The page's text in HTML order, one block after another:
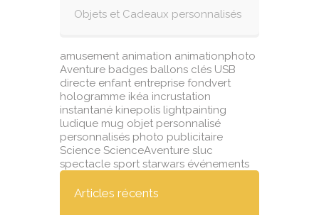
Objets et Cadeaux personnalisés
amusement animation animationphoto
Aventure badges ballons clés USB
directe enfant entreprise fondvert
hologramme ikéa incrustation
instantané kinepolis lightpainting
ludique mug objet personnalisé
personnalisés photo publicitaire
Science ScienceAventure sluc
spectacle sport starwars événements
Articles récents